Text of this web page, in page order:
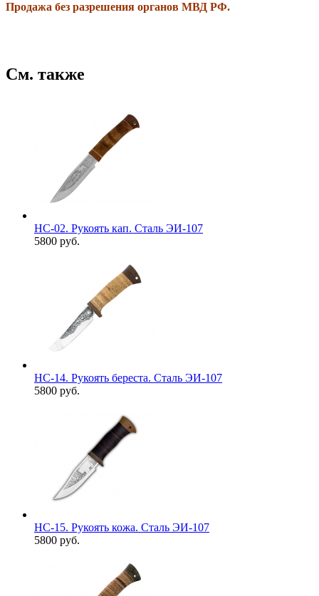
Продажа без разрешения органов МВД РФ.
См. также
НС-02. Рукоять кап. Сталь ЭИ-107
5800 руб.
НС-14. Рукоять береста. Сталь ЭИ-107
5800 руб.
НС-15. Рукоять кожа. Сталь ЭИ-107
5800 руб.